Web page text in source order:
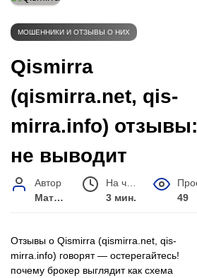
МОШЕННИКИ И ОТЗЫВЫ О НИХ
Qismirra
(qismirra.net, qis-
mirra.info) отзывы:
не выводит
Автор
Матвей Иванов
3 мин.
49
Отзывы о Qismirra (qismirra.net, qis-
mirra.info) говорят — остерегайтесь!
почему брокер выглядит как схема